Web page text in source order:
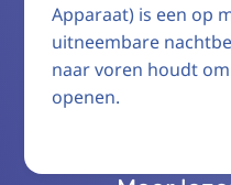
Apparaat) is een op
uitneembare
naar voren houdt
openen.